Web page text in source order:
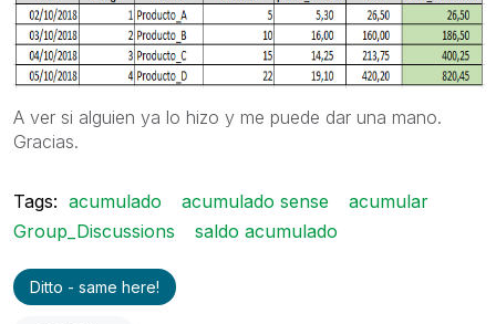
A ver si alguien ya lo hizo y me puede dar una mano.
Gracias.
Tags: acumulado acumulado sense
acumular
Group_Discussions
saldo acumulado
Ditto - same here!